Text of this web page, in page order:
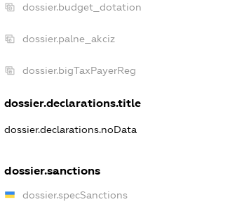
dossier.budget_dotation
dossier.palne_akciz
dossier.bigTaxPayerReg
dossier.declarations.title
dossier.declarations.noData
dossier.sanctions
dossier.specSanctions